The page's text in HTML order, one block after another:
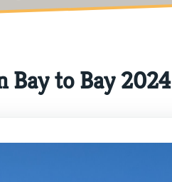
Bay to Bay 2024